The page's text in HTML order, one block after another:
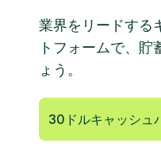
業界をリードする
トフォームで、貯
ょう。
30ドルキャッシュ